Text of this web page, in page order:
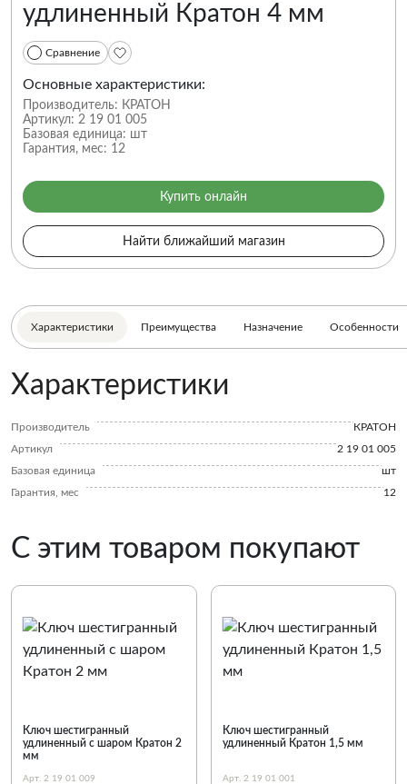
удлиненный Кратон 4 мм
Сравнение
Основные характеристики:
Производитель: КРАТОН
Артикул: 2 19 01 005
Базовая единица: шт
Гарантия, мес: 12
Купить онлайн
Найти ближайший магазин
Характеристики Преимущества Назначение Особенности
Характеристики
Производитель
КРАТОН
Артикул
2 19 01 005
Базовая единица
шт
Гарантия, мес
12
С этим товаром покупают
Ключ шестигранный
удлиненный с шаром Кратон 2
мм
Арт. 2 19 01 009
Ключ шестигранный
удлиненный Кратон 1,5 мм
Арт. 2 19 01 001